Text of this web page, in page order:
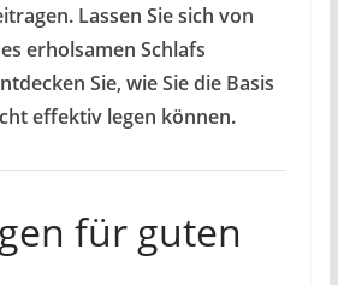
Lassen Sie sich von
erholsamen Schlafs
Sie, wie Sie die Basis
effektiv legen können.
für guten